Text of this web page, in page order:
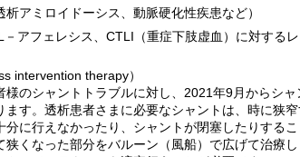
析アミロイドーシス、動脈硬化性疾患など）
－アフェレシス、CTLI（重症下肢虚血）に対する
intervention therapy）
様のシャントトラブルに対し、2021年9月からシャ
す。透析患者さまに必要なシャントは、時に狭窄
分に行えなかったり、シャントが閉塞したりする
狭くなった部分をバルーン（風船）で広げて治療